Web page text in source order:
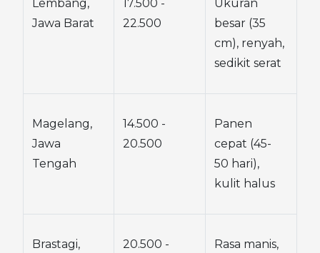
Lembang,
Jawa Barat
17.500 -
22.500
Ukuran
besar (35
cm), renyah,
sedikit serat
Magelang,
Jawa
Tengah
14.500 -
20.500
Panen
cepat (45-
50 hari),
kulit halus
Brastagi,
20.500 -
Rasa manis,